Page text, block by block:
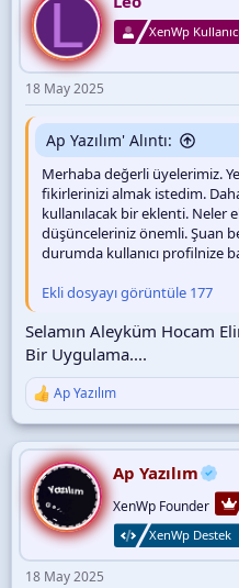
l
e
r
:
L XenWp Kullanıcı
18 May 2025
Ap Yazılım' Alıntı:
Merhaba değerli üyelerimiz.
fikirlerinizi almak istedim.
kullanılacak bir eklenti. Neler
düşünceleriniz önemli. Şuan
durumda kullanıcı profilnize
Ekli dosyayı görüntüle 177
Selamın Aleyküm Hocam
Bir Uygulama....
T
k
i
l
e
r
Ap Yazılım
Ap Yazılım
XenWp Founder
XenWp Destek
18 May 2025